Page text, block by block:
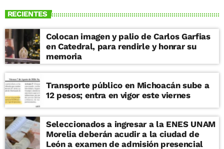
RECIENTES
Colocan imagen y palio de Carlos Garfias
en Catedral, para rendirle y honrar su
memoria
Transporte público en Michoacán sube a
12 pesos; entra en vigor este viernes
Seleccionados a ingresar a la ENES UNAM
Morelia deberán acudir a la ciudad de
León a examen de admisión presencial